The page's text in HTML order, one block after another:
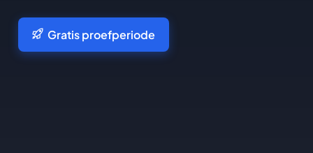
Gratis proefperiode